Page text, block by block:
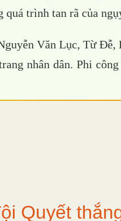
trình tan rã của
Văn Lục, Từ
nhân dân. Phi
Quyết